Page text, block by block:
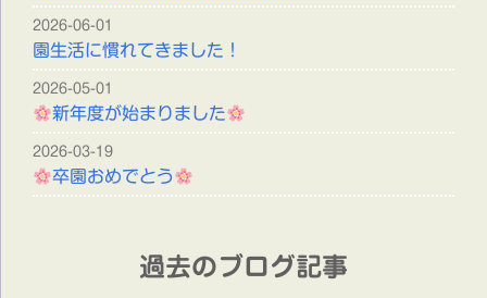
園生活に慣れてきました！
2026-06-01
新年度が始まりました
2026-05-01
卒園おめでとう
2026-03-19
過去のブログ記事